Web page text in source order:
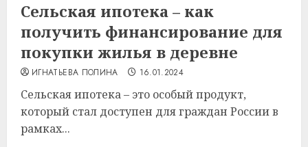
Сельская ипотека – как
получить финансирование для
покупки жилья в деревне
ИГНАТЬЕВА ПОЛИНА 16.01.2024
Сельская ипотека – это особый продукт,
который стал доступен для граждан России в
рамках...